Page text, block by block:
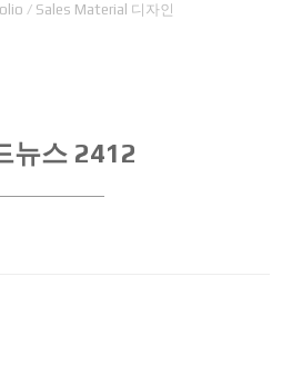
/ Sales Material 디자인
뉴스 2412